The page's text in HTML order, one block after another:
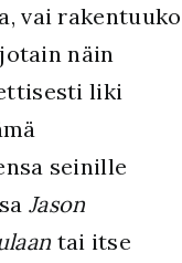
vai rakentuuko
näin
liki
seinille
Jason
tai itse